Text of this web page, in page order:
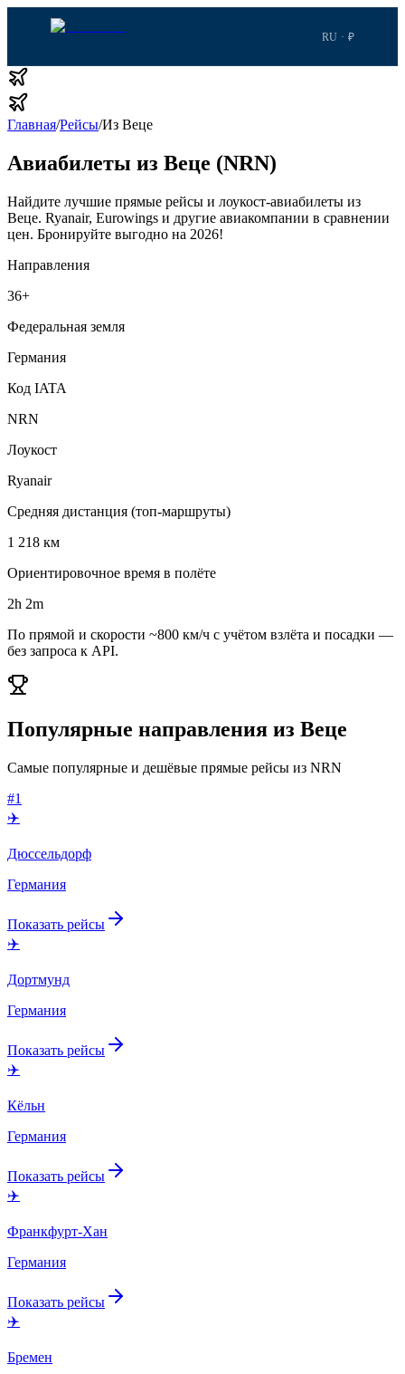
RU · ₽
Главная/Рейсы/Из Веце
Авиабилеты из Веце (NRN)
Найдите лучшие прямые рейсы и лоукост-авиабилеты из
Веце. Ryanair, Eurowings и другие авиакомпании в сравнении
цен. Бронируйте выгодно на 2026!
Направления
36+
Федеральная земля
Германия
Код IATA
NRN
Лоукост
Ryanair
Средняя дистанция (топ-маршруты)
1 218 км
Ориентировочное время в полёте
2h 2m
По прямой и скорости ~800 км/ч с учётом взлёта и посадки —
без запроса к API.
Популярные направления из Веце
Самые популярные и дешёвые прямые рейсы из NRN
#1
✈️
Дюссельдорф
Германия
Показать рейсы
✈️
Дортмунд
Германия
Показать рейсы
✈️
Кёльн
Германия
Показать рейсы
✈️
Франкфурт-Хан
Германия
Показать рейсы
✈️
Бремен